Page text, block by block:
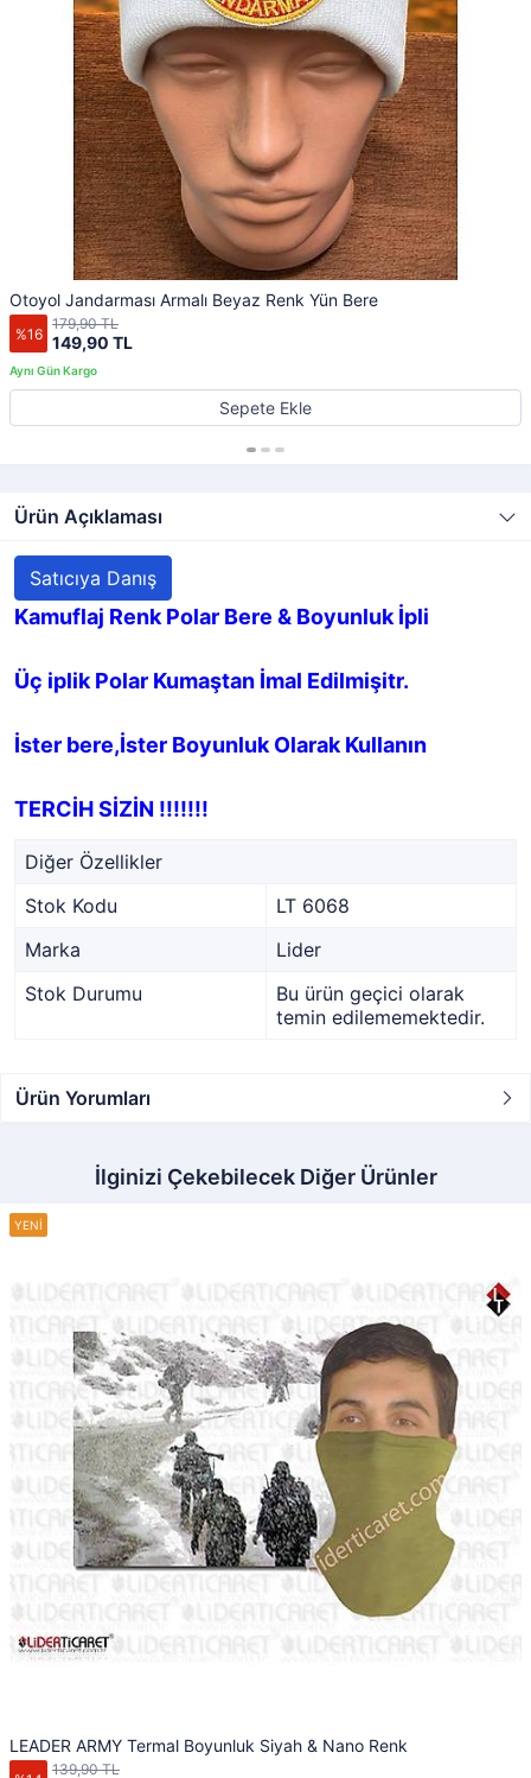
Otoyol Jandarması Armalı Beyaz Renk Yün Bere
%16 149,90 TL
179,90 TL
Sepete Ekle
Ürün Açıklaması
Satıcıya Danış
Kamuflaj Renk Polar Bere & Boyunluk İpli
Üç iplik Polar Kumaştan İmal Edilmişitr.
İster bere,İster Boyunluk Olarak Kullanın
TERCİH SİZİN !!!!!!!
Diğer Özellikler
Stok Kodu
LT 6068
Marka
Lider
Stok Durumu
Bu ürün geçici olarak
temin edilememektedir.
Ürün Yorumları
İlginizi Çekebilecek Diğer Ürünler
LEADER ARMY Termal Boyunluk Siyah & Nano Renk
139,90 TL